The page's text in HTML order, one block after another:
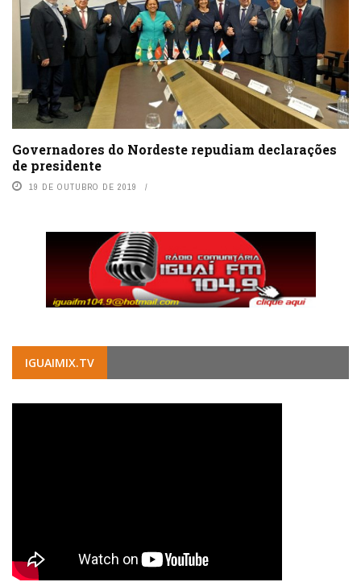
Governadores do Nordeste repudiam declarações
de presidente
19 DE OUTUBRO DE 2019
IGUAIMIX.TV